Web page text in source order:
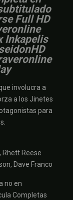
Full HD
Inkapelis
involucra a
a los Jinetes
para
Rhett Reese
Dave Franco
no en
Completas